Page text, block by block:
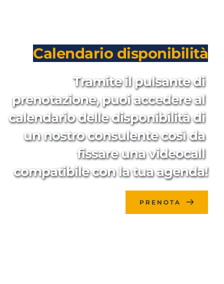
Calendario disponibilità
Tramite il pulsante di
prenotazione, puoi accedere al
calendario delle disponibilità di
un nostro consulente così da
fissare una videocall
compatibile con la tua agenda!
PRENOTA